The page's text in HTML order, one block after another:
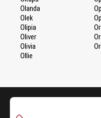
Olanda
Olek
Olipia
Oliver
Olivia
Ollie